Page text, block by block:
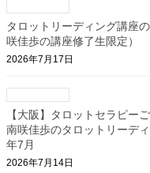
タロットリーディング講座
咲佳歩の講座修了生限定）
2026年7月17日
【大阪】タロットセラピー
南咲佳歩のタロットリーデ
年7月
2026年7月14日